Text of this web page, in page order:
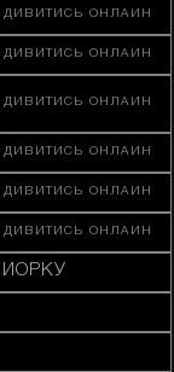
ДИВИТИСЬ ОНЛАЙН
ДИВИТИСЬ ОНЛАЙН
ДИВИТИСЬ ОНЛАЙН
ДИВИТИСЬ ОНЛАЙН
ДИВИТИСЬ ОНЛАЙН
ДИВИТИСЬ ОНЛАЙН